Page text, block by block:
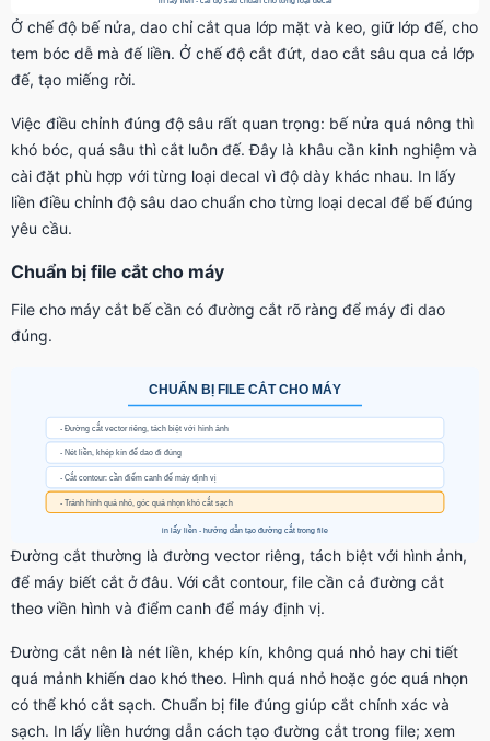
Ở chế độ bế nửa, dao chỉ cắt qua lớp mặt và keo, giữ lớp đế, cho
tem bóc dễ mà đế liền. Ở chế độ cắt đứt, dao cắt sâu qua cả lớp
đế, tạo miếng rời.
Việc điều chỉnh đúng độ sâu rất quan trọng: bế nửa quá nông thì
khó bóc, quá sâu thì cắt luôn đế. Đây là khâu cần kinh nghiệm và
cài đặt phù hợp với từng loại decal vì độ dày khác nhau. In lấy
liền điều chỉnh độ sâu dao chuẩn cho từng loại decal để bế đúng
yêu cầu.
Chuẩn bị file cắt cho máy
File cho máy cắt bế cần có đường cắt rõ ràng để máy đi dao
đúng.
Đường cắt thường là đường vector riêng, tách biệt với hình ảnh,
để máy biết cắt ở đâu. Với cắt contour, file cần cả đường cắt
theo viền hình và điểm canh để máy định vị.
Đường cắt nên là nét liền, khép kín, không quá nhỏ hay chi tiết
quá mảnh khiến dao khó theo. Hình quá nhỏ hoặc góc quá nhọn
có thể khó cắt sạch. Chuẩn bị file đúng giúp cắt chính xác và
sạch. In lấy liền hướng dẫn cách tạo đường cắt trong file; xem